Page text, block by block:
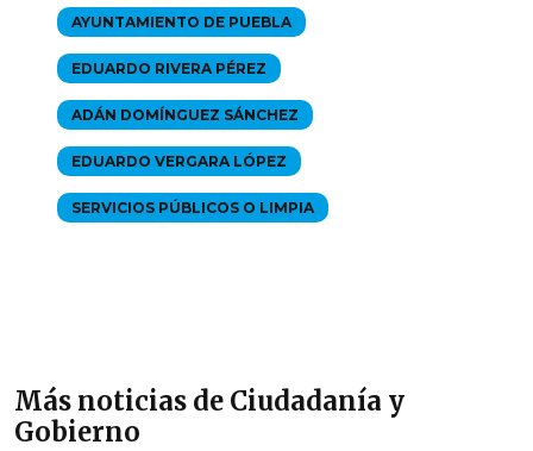
AYUNTAMIENTO DE PUEBLA
EDUARDO RIVERA PÉREZ
ADÁN DOMÍNGUEZ SÁNCHEZ
EDUARDO VERGARA LÓPEZ
SERVICIOS PÚBLICOS O LIMPIA
Más noticias de Ciudadanía y
Gobierno